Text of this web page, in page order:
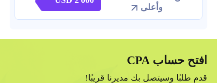
وأعلى
افتح حساب CPA
قدم طلبًا وسيتصل بك مديرنا قريبًا!